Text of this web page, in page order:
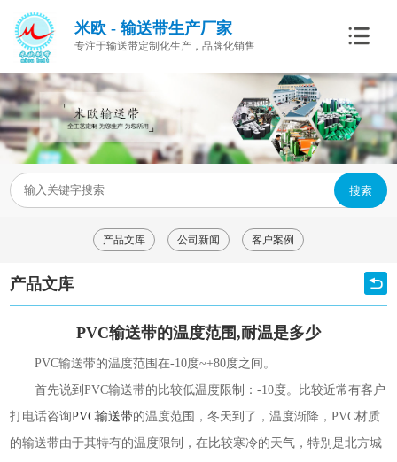
米欧 - 输送带生产厂家
专注于输送带定制化生产，品牌化销售
搜索
产品文库 公司新闻 客户案例
产品文库
PVC输送带的温度范围,耐温是多少
PVC输送带的温度范围在-10度~+80度之间。
首先说到PVC输送带的比较低温度限制：-10度。比较近常有客户
打电话咨询PVC输送带的温度范围，冬天到了，温度渐降，PVC材质
的输送带由于其特有的温度限制，在比较寒冷的天气，特别是北方城